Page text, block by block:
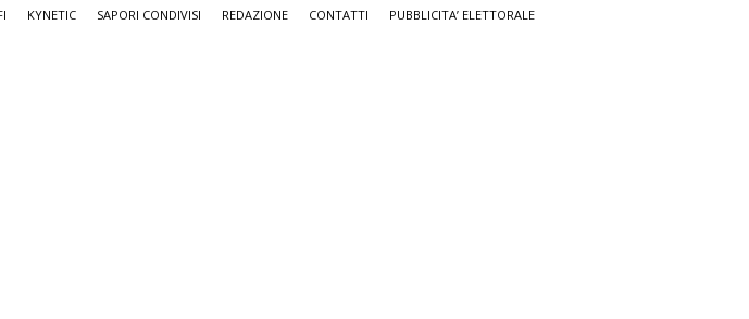
KYNETIC SAPORI CONDIVISI REDAZIONE CONTATTI PUBBLICITA’ ELETTORALE